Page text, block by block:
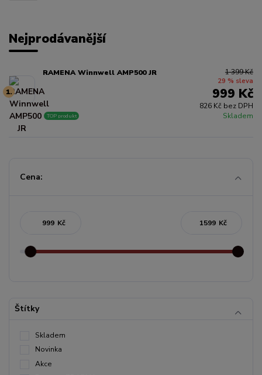
Nejprodávanější
1.
RAMENA Winnwell AMP500 JR
Skladem
TOP produkt
1 399 Kč
29 % sleva
999 Kč
826 Kč bez DPH
Cena:
Kč Kč
Štítky
Skladem
Novinka
Akce